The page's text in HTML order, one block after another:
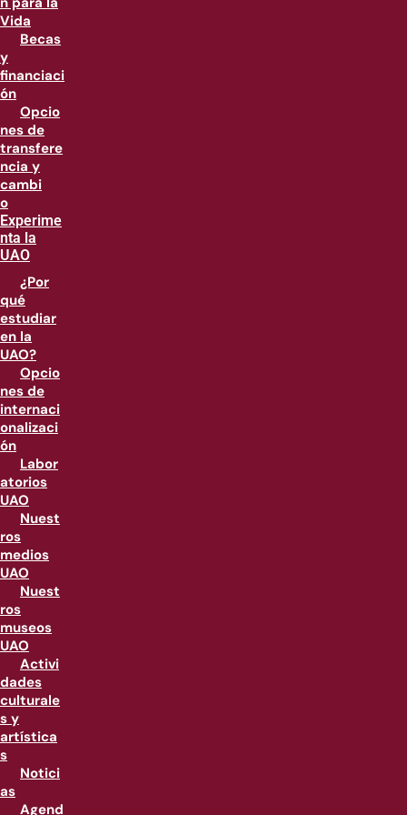
Vida
Becas
y
financiaci
ón
Opcio
nes de
transfere
ncia y
cambi
o
Experime
nta la
UAO
¿Por
qué
estudiar
en la
UAO?
Opcio
nes de
internaci
onalizaci
ón
Labor
atorios
UAO
Nuest
ros
medios
UAO
Nuest
ros
museos
UAO
Activi
dades
culturale
s y
artística
s
Notici
as
Agend